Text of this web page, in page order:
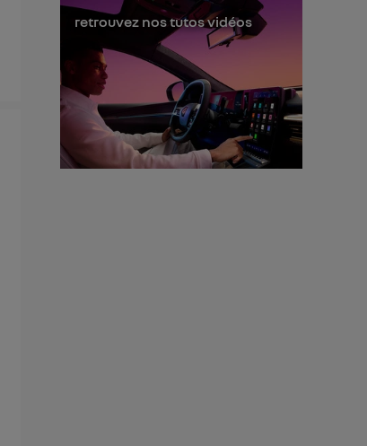
retrouvez nos tutos vidéos